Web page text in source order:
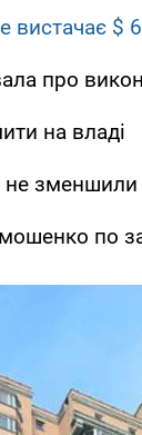
$
про
на владі
не зменшили
по